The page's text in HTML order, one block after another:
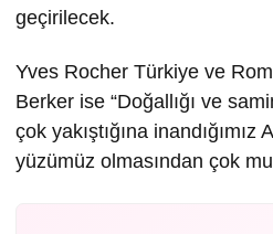
geçirilecek.
Yves Rocher Türkiye ve
Berker ise “Doğallığı ve
çok yakıştığına
yüzümüz olmasından çok